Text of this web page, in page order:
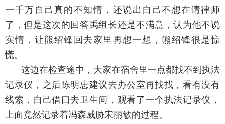
一千万自己真的不知情，还说出自己不想在请律师
了，但是这次的回答禹组长还是不满意，认为他不说
实情，让熊绍锋回去家里再想一想，熊绍锋很是惊
慌。
这边在检查途中，大家在宿舍里一点都找不到执法
记录仪，之后陈明忠建议去办公室再找找，看有没有
线索，自己借口去卫生间，观看了一个执法记录仪，
上面竟然记录着冯森威胁宋丽敏的过程。